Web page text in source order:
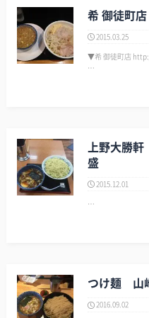
希 御徒町
2015.03.25
▼希 御徒町店
…
上野大勝
盛
2015.12.01
…
つけ麺 山
2016.09.02